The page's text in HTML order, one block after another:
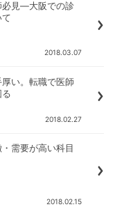
必見―大阪での診
2018.03.07
い。転職で医師
2018.02.27
需要が高い科目
2018.02.15